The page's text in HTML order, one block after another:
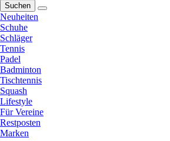
Suchen
Neuheiten
Schuhe
Schläger
Tennis
Padel
Badminton
Tischtennis
Squash
Lifestyle
Für Vereine
Restposten
Marken